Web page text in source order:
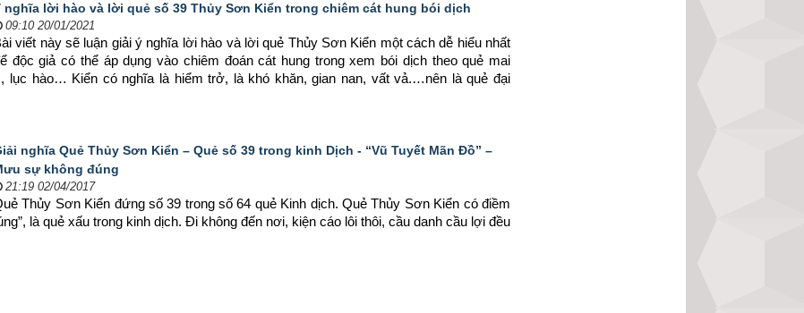
nghĩa lời hào và lời quẻ số 39 Thủy Sơn Kiển trong chiêm cát hung bói dịch
09:10 20/01/2021
viết này sẽ luận giải ý nghĩa lời hào và lời quẻ Thủy Sơn Kiển một cách dễ hiểu nhất
độc giả có thể áp dụng vào chiêm đoán cát hung trong xem bói dịch theo quẻ mai
lục hào… Kiển có nghĩa là hiểm trở, là khó khăn, gian nan, vất vả.…nên là quẻ đại
nghĩa Quẻ Thủy Sơn Kiển – Quẻ số 39 trong kinh Dịch - “Vũ Tuyết Mãn Đồ” –
sự không đúng
21:19 02/04/2017
Thủy Sơn Kiển đứng số 39 trong số 64 quẻ Kinh dịch. Quẻ Thủy Sơn Kiển có điềm
là quẻ xấu trong kinh dịch. Đi không đến nơi, kiện cáo lôi thôi, cầu danh cầu lợi đều